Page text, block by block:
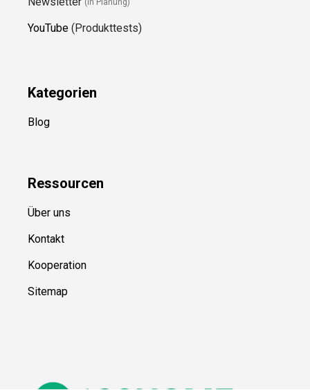
(in Planung)
YouTube (Produkttests)
Kategorien
Blog
Ressourcen
Über uns
Kontakt
Kooperation
Sitemap